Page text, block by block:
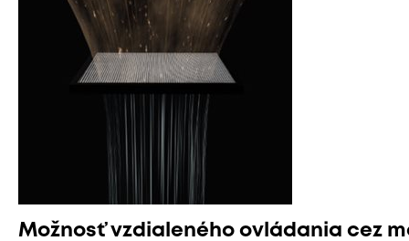
Možnosť vzdialeného ovládania cez